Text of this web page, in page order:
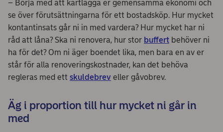
– Börja med att kartlägga er gemensamma ekonomi och
se över förutsättningarna för ett bostadsköp. Hur mycket
kontantinsats går ni in med vardera? Hur mycket har ni
råd att låna? Ska ni renovera, hur stor buffert behöver ni
ha för det? Om ni äger boendet lika, men bara en av er
står för alla renoveringskostnader, kan det behöva
regleras med ett skuldebrev eller gåvobrev.
Äg i proportion till hur mycket ni går in
med